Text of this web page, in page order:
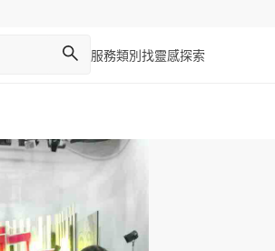
服務類別 找靈感探索